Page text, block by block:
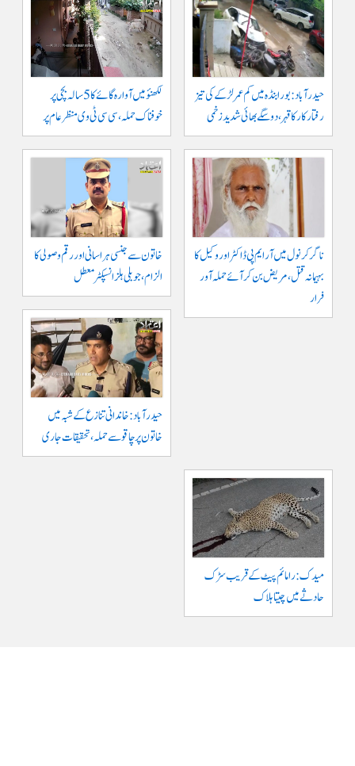
حیدرآباد: بورابنڈہ میں کم عمر لڑکے کی تیز
رفتار کار کا قہر، دو سگے بھائی شدید زخمی
لکھنؤ میں آوارہ گائے کا 5 سالہ بچی پر
خوفناک حملہ، سی سی ٹی وی منظر عام پر
ناگرکرنول میں آر ایم پی ڈاکٹر اور وکیل کا
بہیمانہ قتل، مریض بن کر آئے حملہ آور
فرار
خاتون سے جنسی ہراسانی اور رقم وصولی کا
الزام، جوبلی ہلز انسپکٹر معطل
حیدرآباد: خاندانی تنازع کے شبہ میں
خاتون پر چاقو سے حملہ، تحقیقات جاری
میدک: رامائم پیٹ کے قریب سڑک
حادثے میں چیتا ہلاک